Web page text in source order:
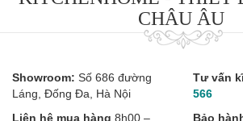
CHÂU ÂU
Showroom: Số 686 đường
Láng, Đống Đa, Hà Nội
Liên hệ mua hàng 8h00 –
Tư vấn
566
Bảo